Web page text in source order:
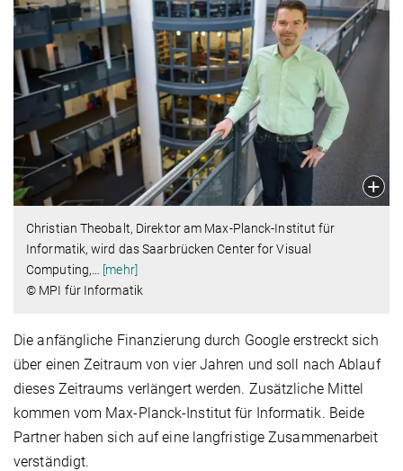
Christian Theobalt, Direktor am Max-Planck-Institut für
Informatik, wird das Saarbrücken Center for Visual
Computing,
[mehr]
© MPI für Informatik
Die anfängliche Finanzierung durch Google erstreckt sich
über einen Zeitraum von vier Jahren und soll nach Ablauf
dieses Zeitraums verlängert werden. Zusätzliche Mittel
kommen vom Max-Planck-Institut für Informatik. Beide
Partner haben sich auf eine langfristige Zusammenarbeit
verständigt.